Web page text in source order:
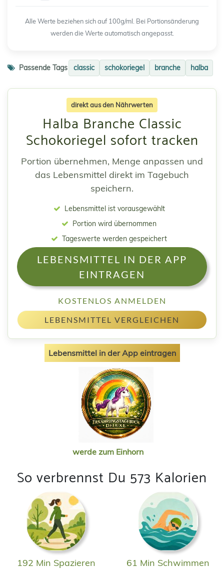
Alle Werte beziehen sich auf 100g/ml. Bei Portionsänderung
werden die Werte automatisch angepasst.
Passende Tags classic schokoriegel branche halba
direkt aus den Nährwerten
Halba Branche Classic
Schokoriegel sofort tracken
Portion übernehmen, Menge anpassen und
das Lebensmittel direkt im Tagebuch
speichern.
Lebensmittel ist vorausgewählt
Portion wird übernommen
Tageswerte werden gespeichert
LEBENSMITTEL IN DER APP
EINTRAGEN
KOSTENLOS ANMELDEN
LEBENSMITTEL VERGLEICHEN
Lebensmittel in der App eintragen
werde zum Einhorn
So verbrennst Du 573 Kalorien
192 Min Spazieren 61 Min Schwimmen